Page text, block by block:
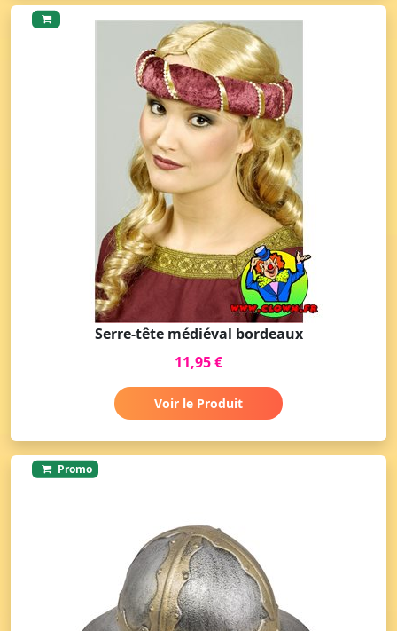
Serre-tête médiéval bordeaux
11,95 €
Voir le Produit
Promo